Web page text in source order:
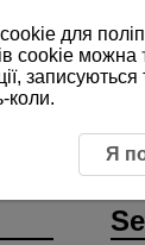
the
для
cookie можна
записуються
коли.
Я